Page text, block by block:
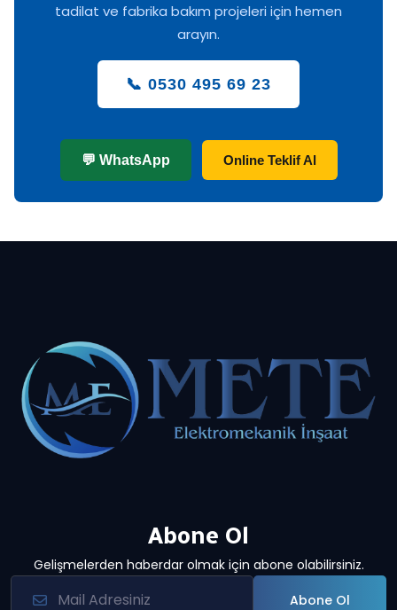
tadilat ve fabrika bakım projeleri için hemen
arayın.
📞 0530 495 69 23
💬 WhatsApp Online Teklif Al
Abone Ol
Gelişmelerden haberdar olmak için abone olabilirsiniz.
Abone Ol